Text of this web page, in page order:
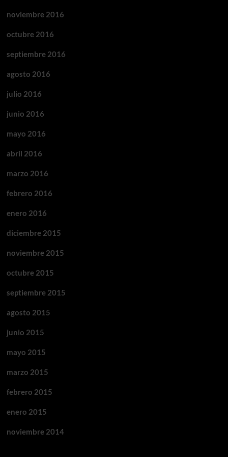
noviembre 2016
octubre 2016
septiembre 2016
agosto 2016
julio 2016
junio 2016
mayo 2016
abril 2016
marzo 2016
febrero 2016
enero 2016
diciembre 2015
noviembre 2015
octubre 2015
septiembre 2015
agosto 2015
junio 2015
mayo 2015
marzo 2015
febrero 2015
enero 2015
noviembre 2014